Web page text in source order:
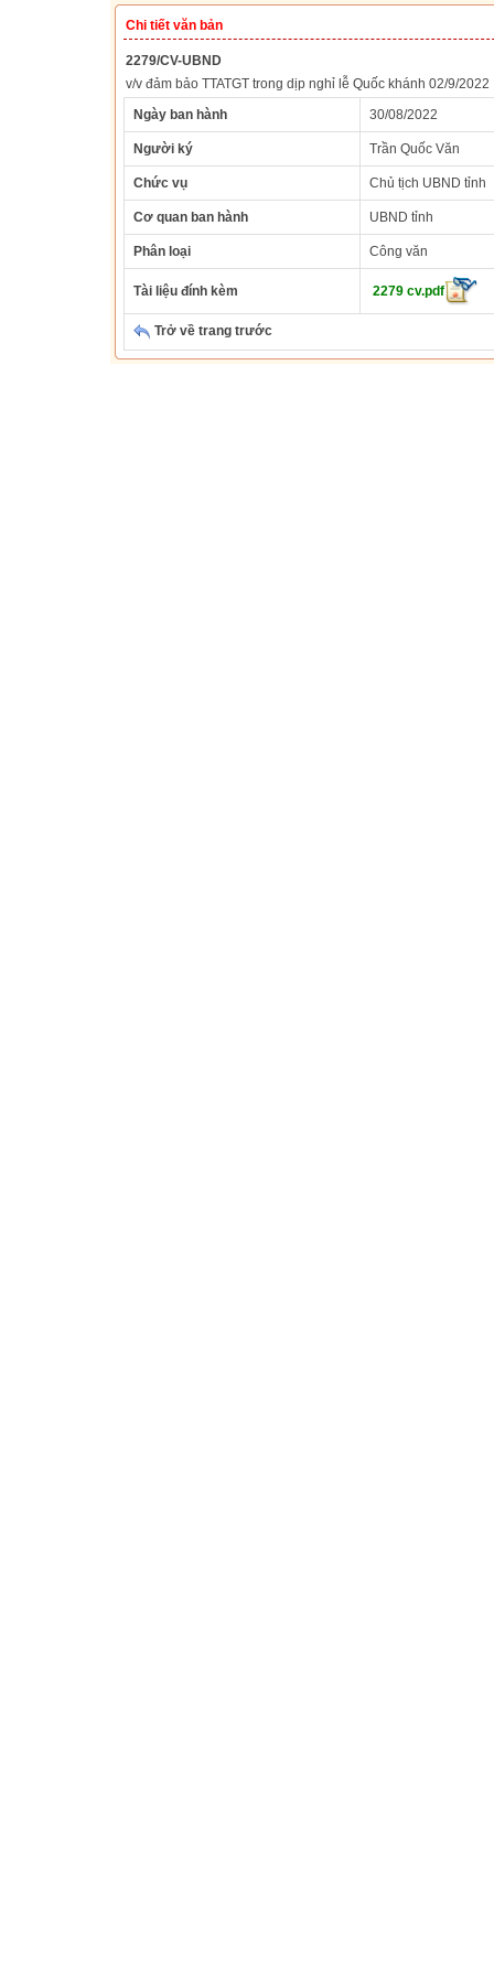
Chi tiết văn bản
2279/CV-UBND
v/v đảm bảo TTATGT trong dịp nghỉ lễ Quốc khánh 02/9/2022
Ngày ban hành
30/08/2022
Người ký Trần Quốc Văn
Chức vụ Chủ tịch UBND tỉnh
Cơ quan ban hành UBND tỉnh
Phân loại Công văn
Tài liệu đính kèm 2279 cv.pdf
Trở về trang trước